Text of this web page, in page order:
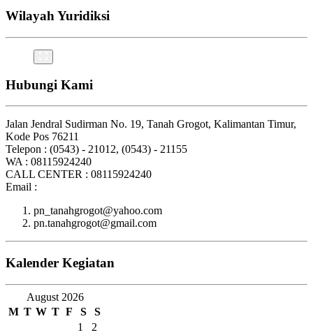
Wilayah Yuridiksi
Hubungi Kami
Jalan Jendral Sudirman No. 19, Tanah Grogot, Kalimantan Timur,
Kode Pos 76211
Telepon : (0543) - 21012, (0543) - 21155
WA : 08115924240
CALL CENTER : 08115924240
Email :
pn_tanahgrogot@yahoo.com
pn.tanahgrogot@gmail.com
Kalender Kegiatan
August 2026
M T W T F S
S
1
2